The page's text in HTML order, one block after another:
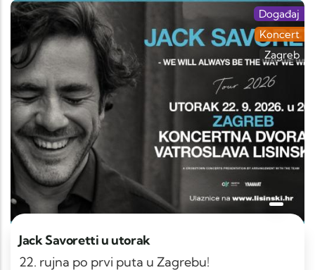
Jack Savoretti u utorak
22. rujna po prvi puta u Zagrebu!
Događaj
Koncert
Zagreb